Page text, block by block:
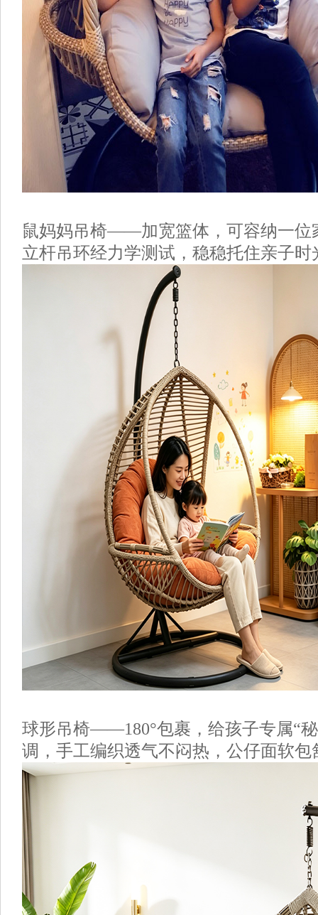
鼠妈妈吊椅——加宽篮体，可容纳一位
立杆吊环经力学测试，稳稳托住亲子时
球形吊椅——180°包裹，给孩子专属“
调，手工编织透气不闷热，公仔面软包